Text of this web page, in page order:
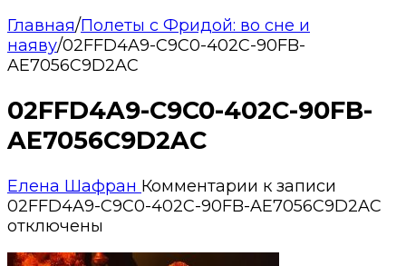
Главная/Полеты с Фридой: во сне и
наяву/02FFD4A9-C9C0-402C-90FB-
AE7056C9D2AC
02FFD4A9-C9C0-402C-90FB-
AE7056C9D2AC
Елена Шафран Комментарии к записи
02FFD4A9-C9C0-402C-90FB-AE7056C9D2AC
отключены